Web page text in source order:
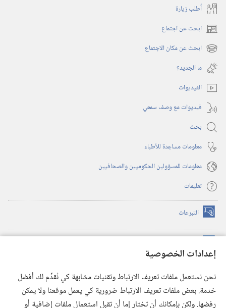
إعدادات الخصوصية
نحن نستعمل ملفات تعريف الارتباط وتقنيات مشابهة كي نُقدِّم لك أفضل
خدمة. بعض ملفات تعريف الارتباط ضرورية كي يعمل موقعنا ولا يمكن
رفضها. ولكن بإمكانك أن تختار إما أن تقبل استعمال ملفات إضافية أو
أُطلب زيارة
ابحث عن اجتماع (يفتح
نافذة
جديدة)
ابحث عن مكان الاجتماع (يفتح
نافذة
جديدة)
ما الجديد؟‏
الفيديوات
فيديوات مع وصف سمعي
بحث
معلومات مساعِدة للأطباء
معلومات للمسؤولين الحكوميين والصحافيين
تعليمات
التبرعات (يفتح
نافذة
(يفتح
نافذة
(يفتح
نافذة
جديدة) تطبيق ®
JW Library